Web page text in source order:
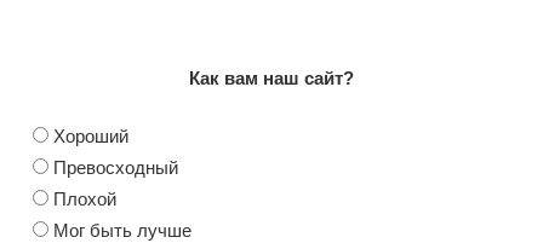
Как вам наш сайт?
Хороший
Превосходный
Плохой
Мог быть лучше